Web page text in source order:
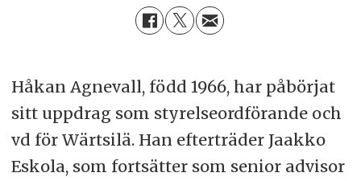
Håkan Agnevall, född 1966, har påbörjat
sitt uppdrag som styrelseordförande och
vd för Wärtsilä. Han efterträder Jaakko
Eskola, som fortsätter som senior advisor